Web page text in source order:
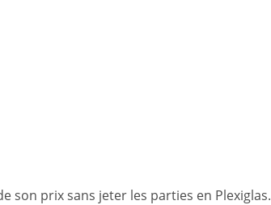
prix sans jeter les parties en Plexiglas.